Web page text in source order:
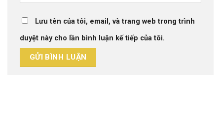
Lưu tên của tôi, email, và trang web trong trình
duyệt này cho lần bình luận kế tiếp của tôi.